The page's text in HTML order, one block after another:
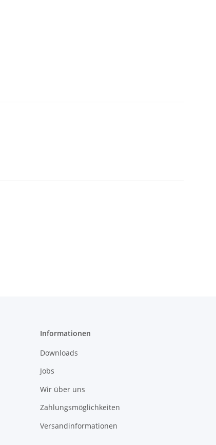
Informationen
Downloads
Jobs
Wir über uns
Zahlungsmöglichkeiten
Versandinformationen